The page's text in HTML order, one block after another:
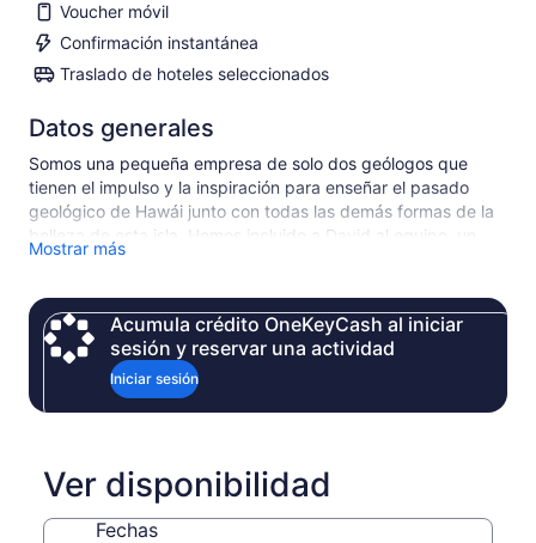
Voucher móvil
Confirmación instantánea
Traslado de hoteles seleccionados
Datos generales
Somos una pequeña empresa de solo dos geólogos que
tienen el impulso y la inspiración para enseñar el pasado
geológico de Hawái junto con todas las demás formas de la
belleza de esta isla. Hemos incluido a David al equipo, un
guía de casi diez años en la isla grande, quien tiene un
esta isla.
Mostrar más
Acumula crédito OneKeyCash al iniciar
sesión y reservar una actividad
Iniciar sesión
Ver disponibilidad
Fechas